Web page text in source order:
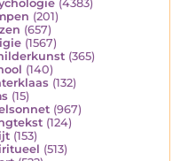
(4383)
(201)
(657)
(1567)
(365)
(140)
(132)
(15)
(967)
(124)
(153)
(513)